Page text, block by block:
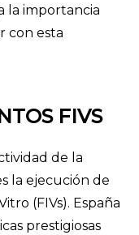
la importancia
con esta
FIVS
de la
la ejecución de
(FIVs). España
prestigiosas